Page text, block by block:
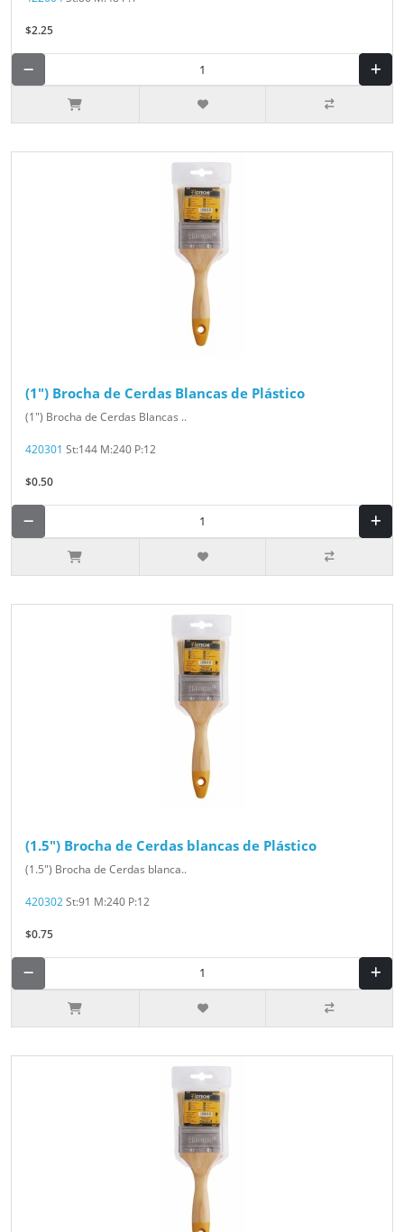
$2.25
(1") Brocha de Cerdas Blancas de Plástico
(1") Brocha de Cerdas Blancas ..
420301 St:144 M:240 P:12
$0.50
(1.5") Brocha de Cerdas blancas de Plástico
(1.5") Brocha de Cerdas blanca..
420302St:91 M:240 P:12
$0.75